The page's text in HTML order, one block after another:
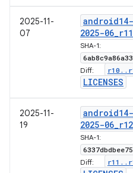
2025-11-
07
2025-06_r11
SHA-1:
Diff: r10 . .
LICENSES
2025-11-
19
2025-06_r12
SHA-1:
Diff: r11 . .